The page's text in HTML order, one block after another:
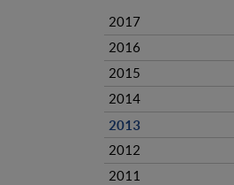
2017
2016
2015
2014
2013
2012
2011